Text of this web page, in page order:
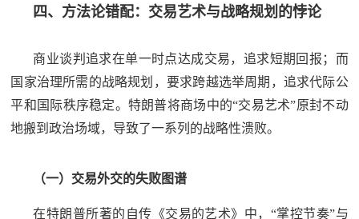
四、方法论错配：交易艺术与战略规划的悖论
商业谈判追求在单一时点达成交易，追求短期回报；而
国家治理所需的战略规划，要求跨越选举周期，追求代际公
平和国际秩序稳定。特朗普将商场中的“交易艺术”原封不动
地搬到政治场域，导致了一系列的战略性溃败。
（一）交易外交的失败图谱
在特朗普所著的自传《交易的艺术》中，“掌控节奏”与